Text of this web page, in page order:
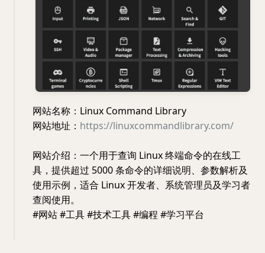
网站名称：Linux Command Library
网站地址： https://linuxcommandlibrary.com/
网站介绍：一个用于查询 Linux 终端命令的在线工
具，提供超过 5000 条命令的详细说明、参数解析及
使用示例，适合 Linux 开发者、系统管理员及学习者
查阅使用。
#网站 #工具 #技术工具 #编程 #学习平台